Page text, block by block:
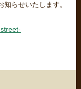
らせいたします。